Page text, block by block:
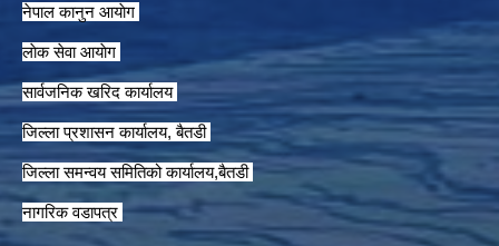
नेपाल कानुन आयाेग
लाेक सेवा आयाेग
सार्वजनिक खरिद कार्यालय
जिल्ला प्रशासन कार्यालय, बैतडी
जिल्ला समन्वय समितिको कार्यालय,बैतडी
नागरिक वडापत्र